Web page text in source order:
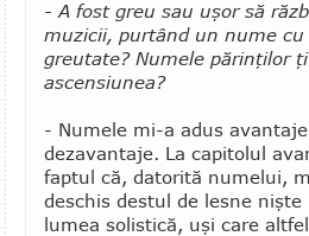
- A fost greu sau uşor să
mu­zicii, purtând un nume cu
greutate? Numele părinţilor
ascensiunea?
- Numele mi-a adus
dezavantaje. La capitolul
faptul că, datorită numelui,
deschis destul de lesne nişte
lumea solistică, uşi care